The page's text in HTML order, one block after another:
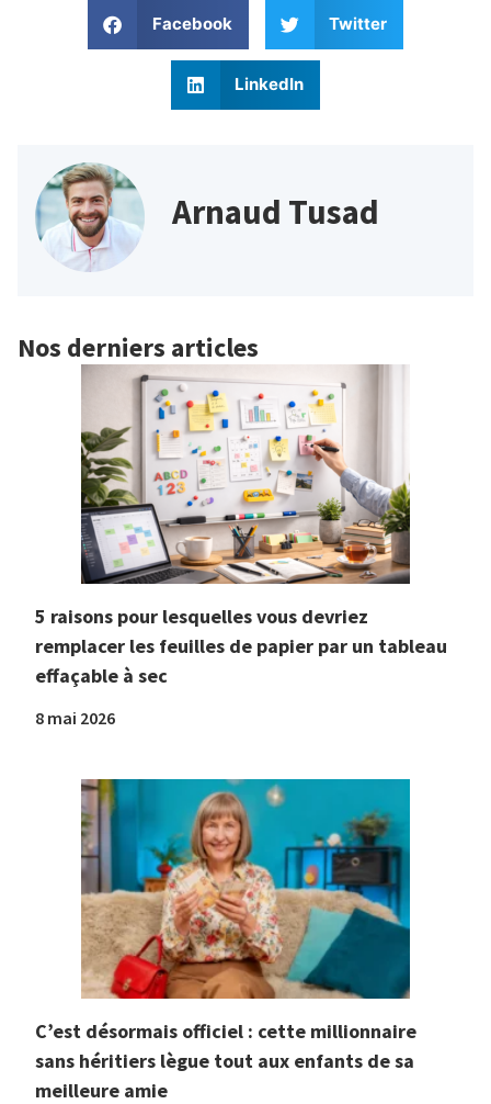
Facebook Twitter
LinkedIn
Arnaud Tusad
Nos derniers articles
5 raisons pour lesquelles vous devriez
remplacer les feuilles de papier par un tableau
effaçable à sec
8 mai 2026
C’est désormais officiel : cette millionnaire
sans héritiers lègue tout aux enfants de sa
meilleure amie